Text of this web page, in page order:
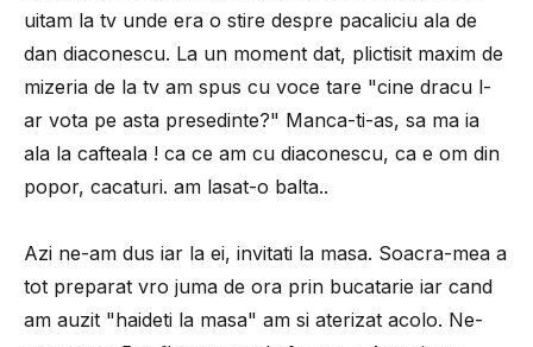
uitam la tv unde era o stire despre pacaliciu ala de
dan diaconescu. La un moment dat, plictisit maxim de
mizeria de la tv am spus cu voce tare "cine dracu l-
ar vota pe asta presedinte?" Manca-ti-as, sa ma ia
ala la cafteala ! ca ce am cu diaconescu, ca e om din
popor, cacaturi. am lasat-o balta..
Azi ne-am dus iar la ei, invitati la masa. Soacra-mea a
tot preparat vro juma de ora prin bucatarie iar cand
am auzit "haideti la masa" am si aterizat acolo. Ne-